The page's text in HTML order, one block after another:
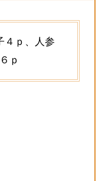
４ｐ、人参
ｐ